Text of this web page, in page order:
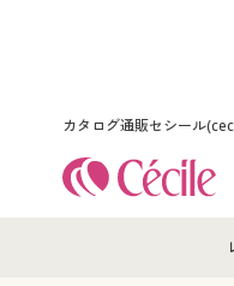
カタログ通販セシール